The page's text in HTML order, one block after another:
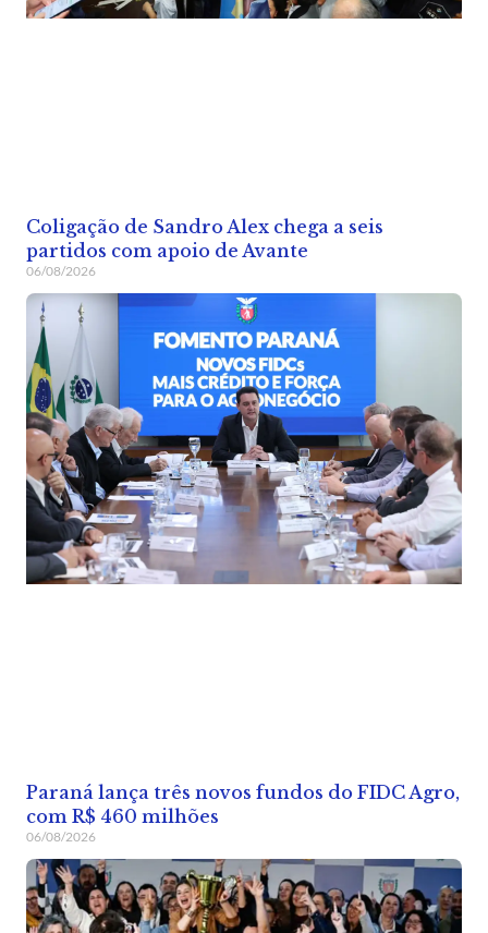
Coligação de Sandro Alex chega a seis
partidos com apoio de Avante
06/08/2026
Paraná lança três novos fundos do FIDC Agro,
com R$ 460 milhões
06/08/2026